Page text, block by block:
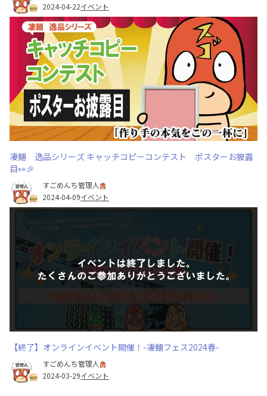
2024-04-22イベント
凄麺 逸品シリーズ キャッチコピーコンテスト ポスターお披露
目👀🎉
すごめんち管理人
2024-04-09イベント
【終了】オンラインイベント開催！-凄麺フェス2024春-
すごめんち管理人
2024-03-29イベント